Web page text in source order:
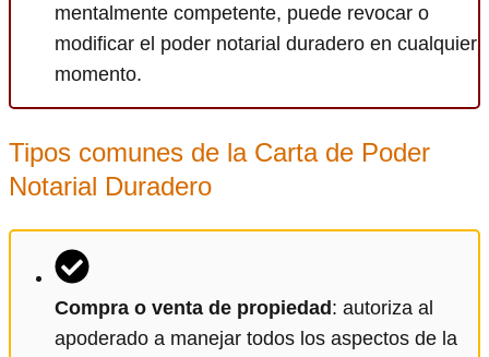
mentalmente competente, puede revocar o
modificar el poder notarial duradero en cualquier
momento.
Tipos comunes de la Carta de Poder
Notarial Duradero
Compra o venta de propiedad : autoriza al
apoderado a manejar todos los aspectos de la